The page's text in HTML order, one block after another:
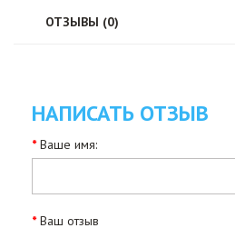
ОТЗЫВЫ (0)
НАПИСАТЬ ОТЗЫВ
Ваше имя:
Ваш отзыв